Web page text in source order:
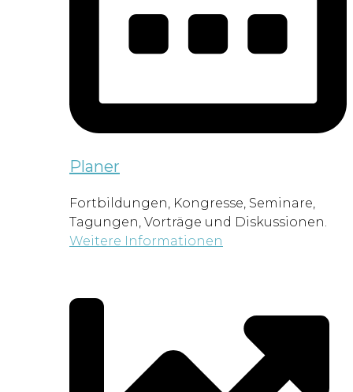
Planer
Fortbildungen, Kongresse, Seminare,
Tagungen, Vorträge und Diskussionen.
Weitere Informationen